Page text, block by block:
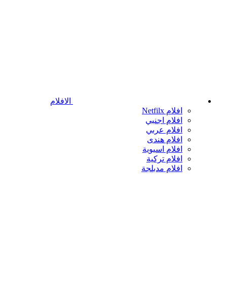
الافلام
افلام Netfilx
افلام اجنبي
افلام عربي
افلام هندى
افلام اسيوية
افلام تركية
افلام مدبلجة